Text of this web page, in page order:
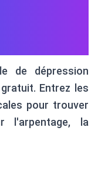
de dépression
Entrez les
pour trouver
l'arpentage, la